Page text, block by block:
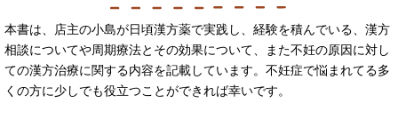
本書は、店主の小島が日頃漢方薬で実践し、経験を積んでいる、漢方
相談についてや周期療法とその効果について、また不妊の原因に対し
ての漢方治療に関する内容を記載しています。不妊症で悩まれてる多
くの方に少しでも役立つことができれば幸いです。